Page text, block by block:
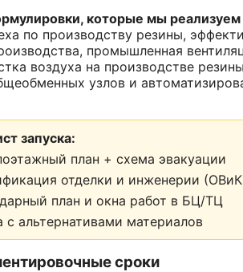
которые мы реализуем
по производству резины,
промышленная
воздуха на производстве
узлов и
запуска:
план + схема эвакуации
отделки и инженерии
план и окна работ в БЦ/ТЦ
с альтернативами материалов
сроки